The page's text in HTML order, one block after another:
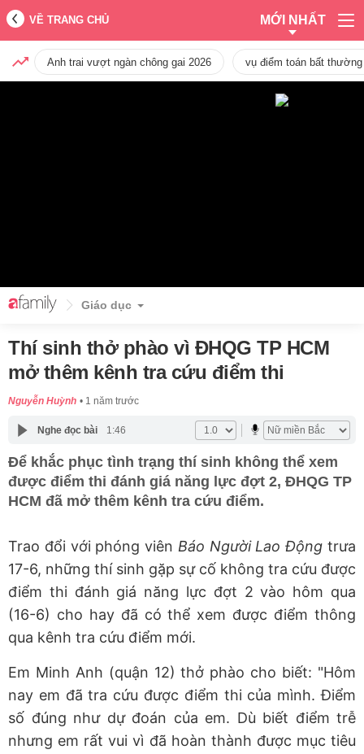
VỀ TRANG CHỦ MỚI NHẤT
Anh trai vượt ngàn chông gai 2026 vụ điểm toán bất
Giáo dục
Thí sinh thở phào vì ĐHQG TP HCM
mở thêm kênh tra cứu điểm thi
Nguyễn Huỳnh 1 năm trước
Nghe đọc bài 1:46
Để khắc phục tình trạng thí sinh không thể xem
được điểm thi đánh giá năng lực đợt 2, ĐHQG TP
HCM đã mở thêm kênh tra cứu điểm.
Trao đổi với phóng viên Báo Người Lao Độngtrưa
17-6, những thí sinh gặp sự cố không tra cứu được
điểm thi đánh giá năng lực đợt 2 vào hôm qua
(16-6) cho hay đã có thể xem được điểm thông
qua kênh tra cứu điểm mới.
Em Minh Anh (quận 12) thở phào cho biết: "Hôm
nay em đã tra cứu được điểm thi của mình. Điểm
số đúng như dự đoán của em. Dù biết điểm trễ
nhưng em rất vui vì đã hoàn thành được mục tiêu